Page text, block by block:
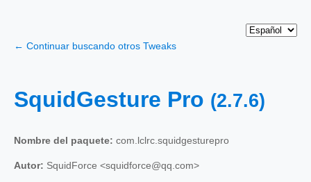
← Continuar buscando otros Tweaks
SquidGesture Pro (2.7.6)
Nombre del paquete: com.lclrc.squidgesturepro
Autor: SquidForce <squidforce@qq.com>